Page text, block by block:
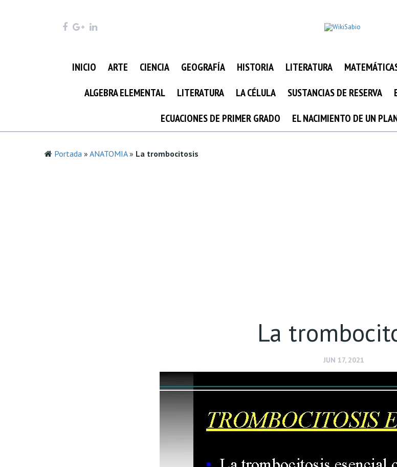
INICIO ARTE CIENCIA GEOGRAFÍA HISTORIA LITERATURA
ALGEBRA ELEMENTAL
LITERATURA LA CÉLULA SUSTANCIAS DE RESERVA
ECUACIONES DE PRIMER GRADO
EL NACIMIENTO DE UN
Portada » ANATOMIA» La trombocitosis
La
JUN 17, 2021